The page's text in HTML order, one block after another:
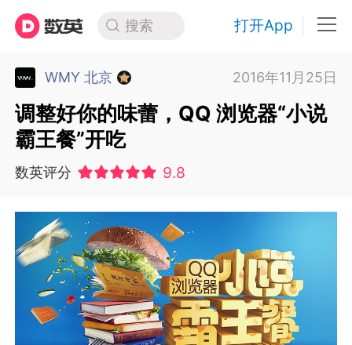
搜索 打开App
WMY 北京 2016年11月25日
调整好你的味蕾，QQ 浏览器“小说
霸王餐”开吃
数英评分 9.8